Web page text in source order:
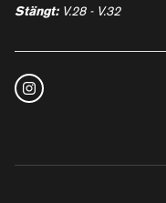
Stängt: V.28 - V.32